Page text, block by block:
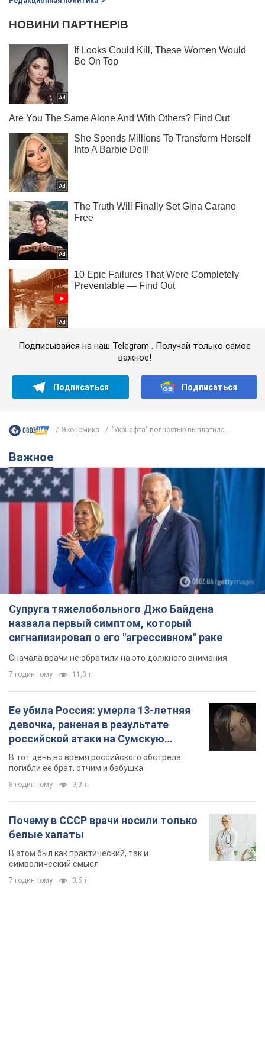
Подписывайся на наш Telegram . Получай только самое
важное!
Подписаться Подписаться
Экономика "Укрнафта" полностью выплатила...
Важное
Супруга тяжелобольного Джо Байдена
назвала первый симптом, который
сигнализировал о его "агрессивном" раке
Сначала врачи не обратили на это должного внимания
7 годин тому 11,3 т.
Ее убила Россия: умерла 13-летняя
девочка, раненая в результате
российской атаки на Сумскую
область. Фото
В тот день во время российского обстрела
погибли ее брат, отчим и бабушка
8 годин тому 9,3 т.
Почему в СССР врачи носили только
белые халаты
В этом был как практический, так и
символический смысл
7 годин тому 3,5 т.